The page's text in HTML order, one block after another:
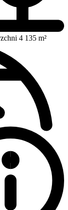
4 135 m²